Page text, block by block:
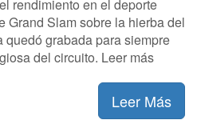
rendimiento en el deporte
Grand Slam sobre la hierba del
grabada para siempre
del circuito. Leer más
Leer Más